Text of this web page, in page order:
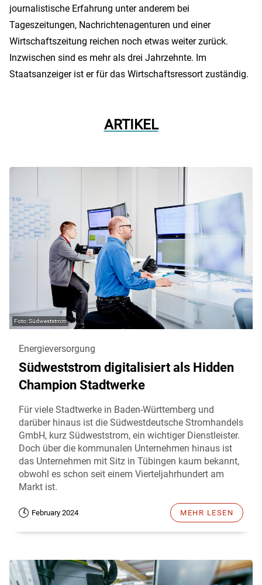
journalistische Erfahrung unter anderem bei
Tageszeitungen, Nachrichtenagenturen und einer
Wirtschaftszeitung reichen noch etwas weiter zurück.
Inzwischen sind es mehr als drei Jahrzehnte. Im
Staatsanzeiger ist er für das Wirtschaftsressort zuständig.
ARTIKEL
Südweststrom
Energieversorgung
Südweststrom digitalisiert als Hidden
Champion Stadtwerke
Für viele Stadtwerke in Baden-Württemberg und
darüber hinaus ist die Südwestdeutsche Stromhandels
GmbH, kurz Südweststrom, ein wichtiger Dienstleister.
Doch über die kommunalen Unternehmen hinaus ist
das Unternehmen mit Sitz in Tübingen kaum bekannt,
obwohl es schon seit einem Vierteljahrhundert am
Markt ist.
February 2024 MEHR LESEN